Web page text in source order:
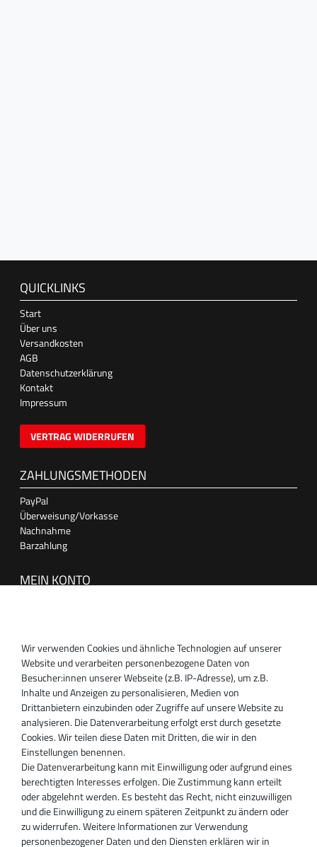
QUICKLINKS
Start
Über uns
Versandkosten
AGB
Datenschutzerklärung
Kontakt
Impressum
VERTRAG WIDERRUFEN
ZAHLUNGSMETHODEN
PayPal
Überweisung/Vorkasse
Nachnahme
Barzahlung
MEIN KONTO
SUPPORT
Inhaber:
Magnos Turbosystems GmbH
Miraustraße 27-29
D-13509 Berlin
+49 30 340 606 740
+49 30 340 606 740
+49 30 340 606 745
info@turboservice24.de
Aktuelle Öffnungszeiten
Mo-Fr: 08:00 Uhr - 18:00 Uhr
Wir verwenden Cookies und ähnliche Technologien auf unserer
Website und verarbeiten personenbezogene Daten von
Besucher:innen unserer Webseite (z.B. IP-Adresse), um z.B.
Inhalte und Anzeigen zu personalisieren, Medien von
Drittanbietern einzubinden oder Zugriffe auf unsere Website zu
analysieren. Die Datenverarbeitung erfolgt erst durch gesetzte
Cookies. Wir teilen diese Daten mit Dritten, die wir in den
Einstellungen benennen.
Die Datenverarbeitung kann mit Einwilligung oder aufgrund eines
berechtigten Interesses erfolgen. Die Zustimmung kann erteilt
oder abgelehnt werden. Es besteht das Recht, nicht einzuwilligen
und die Einwilligung zu einem späteren Zeitpunkt zu ändern oder
zu widerrufen. Weitere Informationen zur Verwendung
personenbezogener Daten und den Diensten erklären wir in